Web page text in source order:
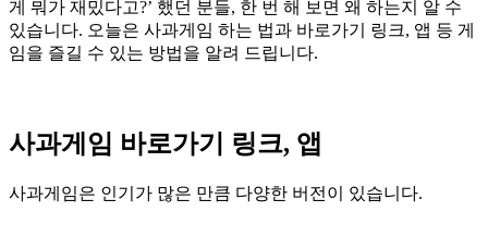
게 뭐가 재밌다고?’ 했던 분들, 한 번 해 보면 왜 하는지 알 수
있습니다. 오늘은 사과게임 하는 법과 바로가기 링크, 앱 등 게
임을 즐길 수 있는 방법을 알려 드립니다.
사과게임 바로가기 링크, 앱
사과게임은 인기가 많은 만큼 다양한 버전이 있습니다.